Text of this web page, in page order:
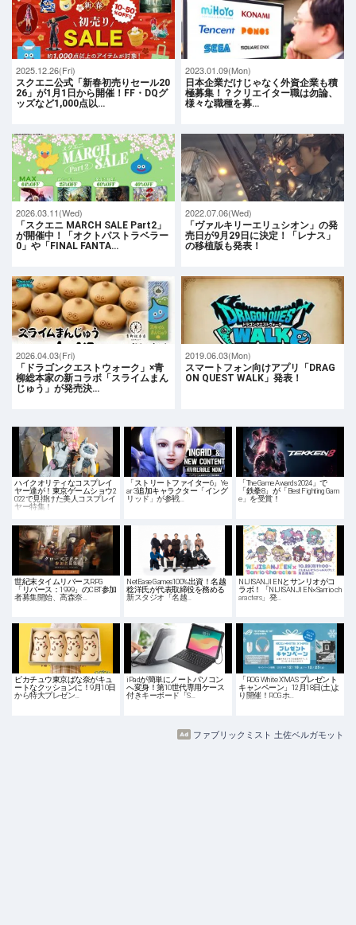
2025.12.26(Fri)
スクエニ公式「新春初売りセール20
26」が1月1日から開催！FF・DQグ
ッズなど1,000点以…
2023.01.09(Mon)
日本企業だけじゃなく外資企業も積
極募集！？クリエイター職は勿論、
様々な職種を募…
2026.03.11(Wed)
「スクエニ MARCH SALE Part2」
が開催中！「オクトパストラベラー
0」や「FINAL FANTA…
2022.07.06(Wed)
「ヴァルキリーエリュシオン」の発
売日が9月29日に決定！「レナス」
の移植版も発表！
2026.04.03(Fri)
「ドラゴンクエストウォーク」×青
柳総本家の新コラボ「スライムまん
じゅう」が発売決…
2019.06.03(Mon)
スマートフォン向けアプリ「DRAG
ON QUEST WALK」発表！
ハイクオリティなコスプレイ
ヤー達が！東京ゲームショウ2
022で見掛けた美人コスプレイ
ヤー特集！
「ストリートファイター6」Ye
ar 3追加キャラクター「イング
リッド」が参戦…
「The Game Awards 2024」で
「鉄拳8」が「Best Fighting Gam
e」を受賞！
世紀末タイムリバースRPG
「リバース：1999」のCBT参加
者募集開始、高森奈…
NetEase Games100%出資！名越
稔洋氏が代表取締役を務める
新スタジオ「名越…
NIJISANJI ENとサンリオがコ
ラボ！「NIJISANJI EN×Sanrio ch
aracters」発…
ピカチュウ東京ばな奈がキュ
ートなクッションに！9月10日
から特大プレゼン…
iPadが簡単にノートパソコン
へ変身！第10世代専用ケース
付きキーボード「S…
「ROG White X'MAS プレゼント
キャンペーン」12月18日(土)よ
り開催！ROGホ…
ファブリックミスト 土佐ベルガモット